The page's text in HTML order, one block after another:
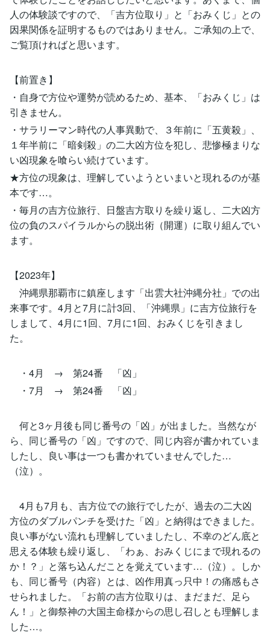
人の体験談ですので、「吉方位取り」と「おみくじ」との
因果関係を証明するものではありません。ご承知の上で、
ご覧頂ければと思います。
【前置き】
・自身で方位や運勢が読めるため、基本、「おみくじ」は
引きません。
・サラリーマン時代の人事異動で、３年前に「五黄殺」、
１年半前に「暗剣殺」の二大凶方位を犯し、悲惨極まりな
い凶現象を喰らい続けています。
★方位の現象は、理解していようといまいと現れるのが基
本です…。
・毎月の吉方位旅行、日盤吉方取りを繰り返し、二大凶方
位の負のスパイラルからの脱出術（開運）に取り組んでい
ます。
【2023年】
沖縄県那覇市に鎮座します「出雲大社沖縄分社」での出
来事です。4月と7月に計3回、「沖縄県」に吉方位旅行を
しまして、4月に1回、7月に1回、おみくじを引きまし
た。
・4月 → 第24番 「凶」
・7月 → 第24番 「凶」
何と3ヶ月後も同じ番号の「凶」が出ました。当然なが
ら、同じ番号の「凶」ですので、同じ内容が書かれていま
したし、良い事は一つも書かれていませんでした…
（泣）。
4月も7月も、吉方位での旅行でしたが、過去の二大凶
方位のダブルパンチを受けた「凶」と納得はできました。
良い事がない流れも理解していましたし、不幸のどん底と
思える体験も繰り返し、「わぁ、おみくじにまで現れるの
か！？」と落ち込んだことを覚えています…（泣）。しか
も、同じ番号（内容）とは、凶作用真っ只中！の痛感もさ
せられました。「お前の吉方位取りは、まだまだ、足ら
ん！」と御祭神の大国主命様からの思し召しとも理解しま
した…。